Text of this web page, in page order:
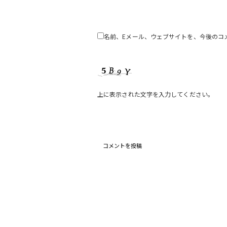
名前、Eメール、ウェブサイトを、今後のコ
上に表示された文字を入力してください。